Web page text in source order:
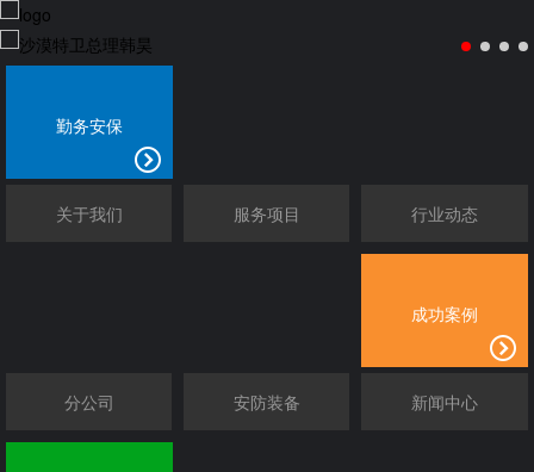
勤务安保
关于我们 服务项目 行业动态
成功案例
分公司 安防装备 新闻中心